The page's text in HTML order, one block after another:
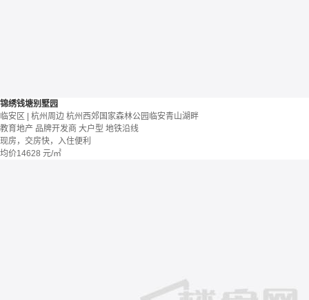
锦绣钱塘别墅园
临安区 | 杭州周边 杭州西郊国家森林公园临安青山湖畔
教育地产 品牌开发商 大户型 地铁沿线
现房，交房快，入住便利
均价14628 元/㎡